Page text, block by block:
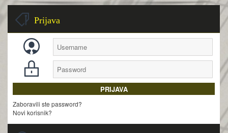
Prijava
Zaboravili ste password?
Novi korisnik?